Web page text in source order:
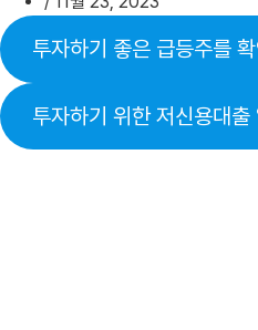
투자하기 좋은 급등주를 확
투자하기 위한 저신용대출